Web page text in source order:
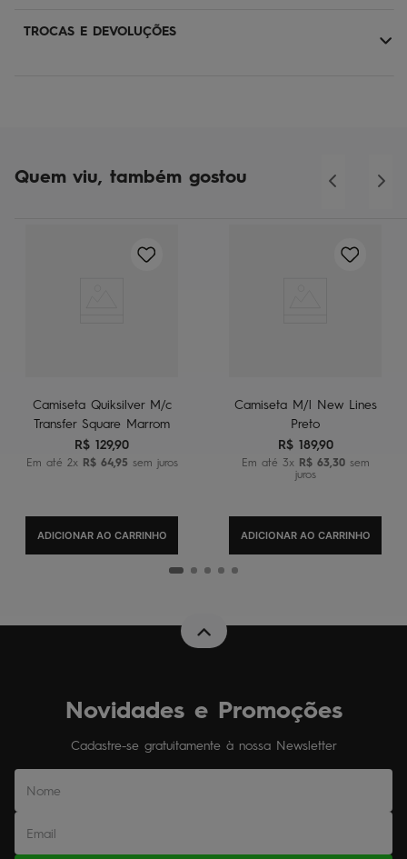
TROCAS E DEVOLUÇÕES
Quem viu, também gostou
Camiseta Quiksilver M/c
Transfer Square Marrom
R$ 129,90
Em até 2x R$ 64,95 sem juros
ADICIONAR AO CARRINHO
Camiseta M/l New Lines
Preto
R$ 189,90
Em até 3x R$ 63 30sem
juros
ADICIONAR AO CARRINHO
Novidades e Promoções
Cadastre-se gratuitamente à nossa Newsletter